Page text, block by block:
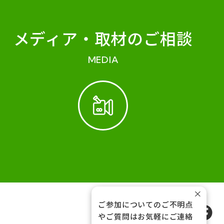
メディア・ 取材のご相談
MEDIA
FOLLOW US
ご参加についてのご不明点
やご質問はお気軽にご連絡
×